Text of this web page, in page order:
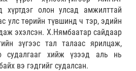
хүртдэг олон улсад амжилттай
улс төрийн түвшинд ч тэр, эдийн
эхэлсэн. Х.Нямбаатар сайдаар
зүгээс тал талаас ярилцаж,
судалгааг хийж үзээд аль нь
вэ гэдгийг судалсан.